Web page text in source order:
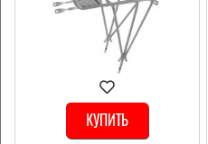
КУПИТЬ